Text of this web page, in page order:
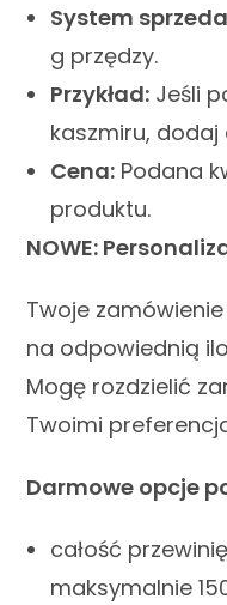
System
g przędzy.
Przykład: Jeśli
kaszmiru, dodaj
Cena: Podana
produktu.
NOWE:
Twoje
na odpowiednią
Mogę rozdzielić
Twoimi
Darmowe opcje
całość
maksymalnie